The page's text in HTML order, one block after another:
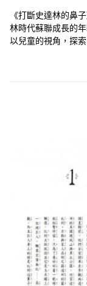
《打斷史達林的鼻
林時代蘇聯成長的
以兒童的視角，探
節，本書激發孩子